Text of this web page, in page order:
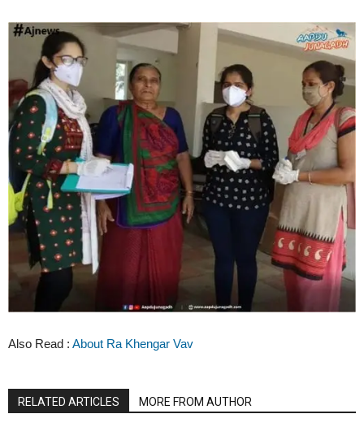
Also Read : About Ra Khengar Vav
RELATED ARTICLES MORE FROM AUTHOR